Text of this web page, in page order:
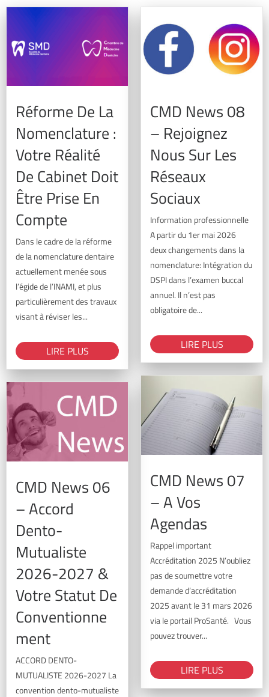
Incisif 215 - une envie
d'évasion
Réforme De La
Nomenclature :
Votre Réalité
De Cabinet Doit
Être Prise En
Compte
Dans le cadre de la réforme
de la nomenclature dentaire
actuellement menée sous
l’égide de l’INAMI, et plus
particulièrement des travaux
visant à réviser les...
LIRE PLUS
CMD News 08
– Rejoignez
Nous Sur Les
Réseaux
Sociaux
Information professionnelle
A partir du 1er mai 2026
deux changements dans la
nomenclature: Intégration du
DSPI dans l’examen buccal
annuel. Il n’est pas
obligatoire de...
LIRE PLUS
CMD News 07
– A Vos
Agendas
Rappel important
Accréditation 2025 N’oubliez
pas de soumettre votre
demande d’accréditation
2025 avant le 31 mars 2026
via le portail ProSanté. Vous
pouvez trouver...
LIRE PLUS
CMD News 06
– Accord
Dento-
Mutualiste
2026-2027 &
Votre Statut De
Conventionne
Ment
ACCORD DENTO-
MUTUALISTE 2026-2027 La
convention dento-mutualiste